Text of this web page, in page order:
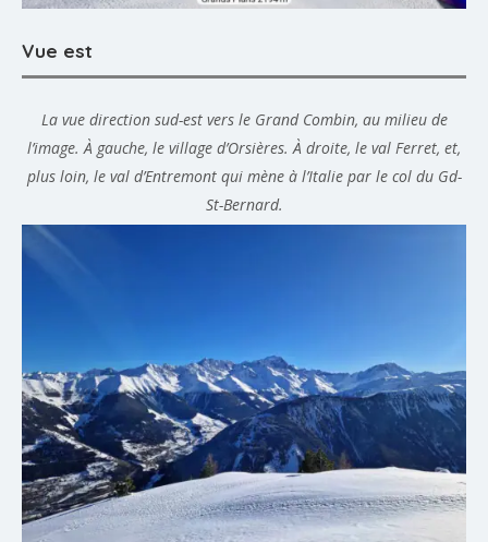
Vue est
La vue direction sud-est vers le Grand Combin, au milieu de
l’image. À gauche, le village d’Orsières. À droite, le val Ferret, et,
plus loin, le val d’Entremont qui mène à l’Italie par le col du Gd-
St-Bernard.